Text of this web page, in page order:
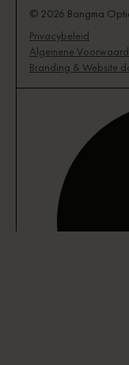
© 2026 Bangma
Privacybeleid
Algemene
Branding & Website